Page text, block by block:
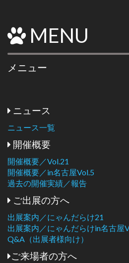
MENU
メニュー
ニュース
ニュース一覧
開催概要
開催概要／Vol.21
開催概要／in名古屋Vol.5
過去の開催実績／報告
ご出展の方へ
出展案内／にゃんだらけ21
出展案内／にゃんだらけin名古屋
Q&A（出展者様向け）
ご来場者の方へ